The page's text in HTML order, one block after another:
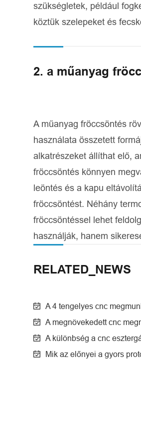
szükségletek, például
köztük szelepeket és
2. a műanyag
A műanyag fröccsöntés
használata összetett
alkatrészeket állíthat elő,
fröccsöntés könnyen
leöntés és a kapu
fröccsöntést. Néhány
fröccsöntéssel lehet
használják, hanem
RELATED_NEWS
A 4 tengelyes cnc
A megnövekedett cnc
A különbség a cnc
Mik az előnyei a gyors